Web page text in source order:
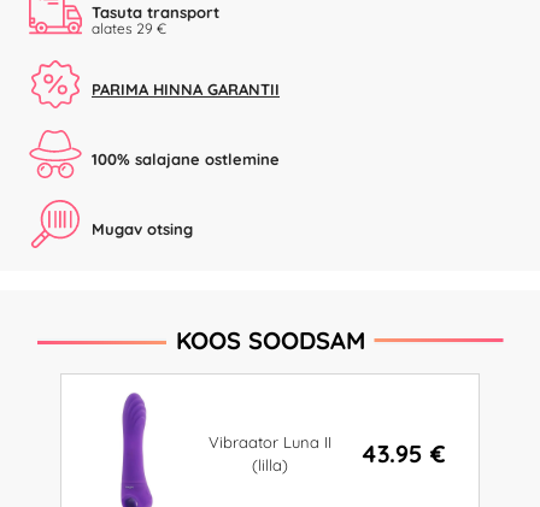
Tasuta transport
alates 29 €
PARIMA HINNA GARANTII
100% salajane ostlemine
Mugav otsing
KOOS SOODSAM
Vibraator Luna II
(lilla)
43.95 €